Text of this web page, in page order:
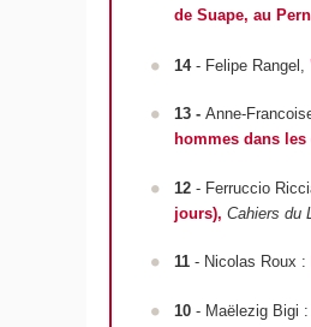
de Suape, au
14- Felipe Rangel,
13 -Anne-
hommes dans
12- Ferruccio
jours), Cahiers du
11 - Nicolas Roux :
10 - Maëlezig Bigi